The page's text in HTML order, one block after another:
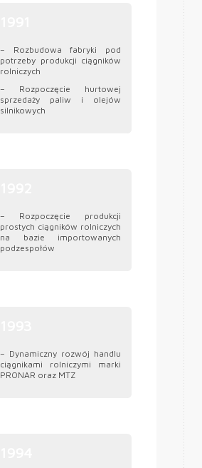
– Rozbudowa fabryki pod
potrzeby produkcji ciągników
rolniczych
– Rozpoczęcie hurtowej
sprzedaży paliw i olejów
silnikowych
– Rozpoczęcie produkcji
prostych ciągników rolniczych
na bazie importowanych
podzespołów
– Dynamiczny rozwój handlu
ciągnikami rolniczymi marki
PRONAR oraz MTZ